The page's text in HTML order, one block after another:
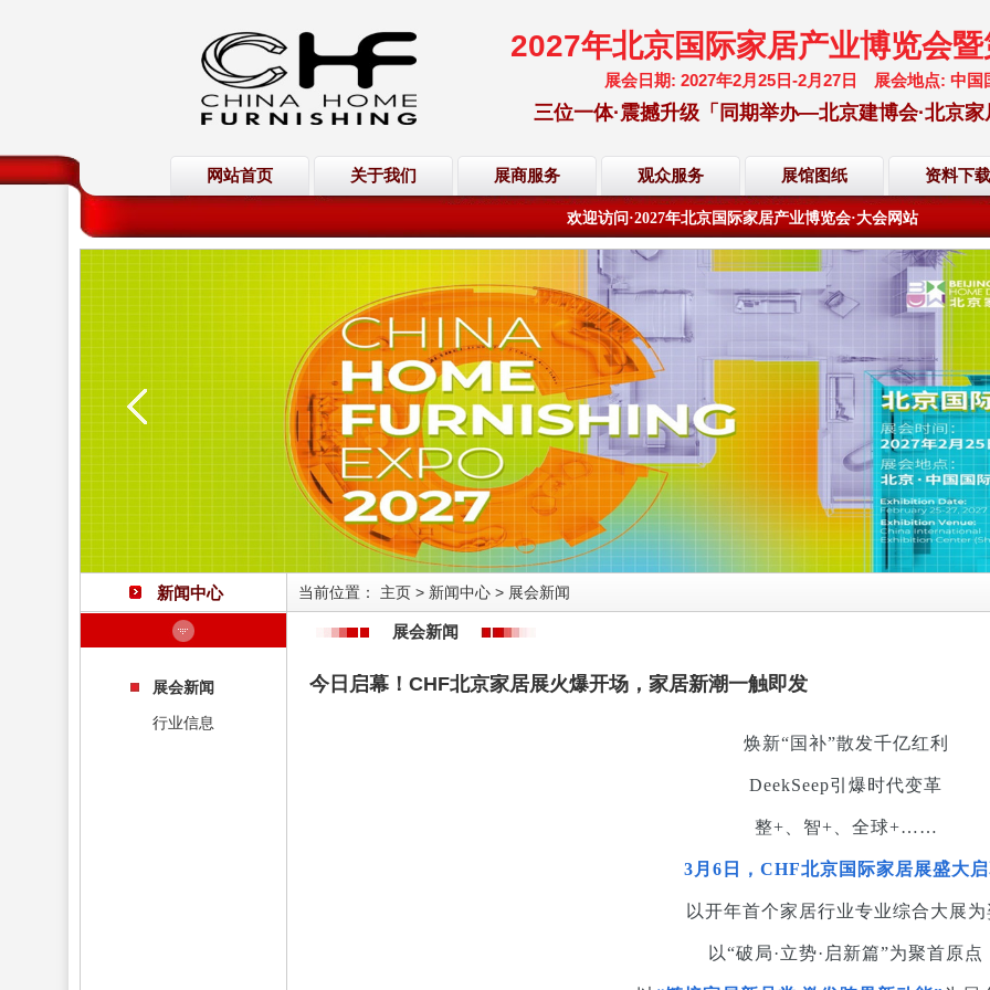
2027年北京国际家居产业博览会
展会日期: 2027年2月25日-2月27日 展会地点: 中国
三位一体·震撼升级「同期举办—北京建博会·北京
网站首页 关于我们 展商服务 观众服务 展馆图纸 资料下载
倒计时·距离展会开幕还有 天03小时56
欢迎访问·2027年北京国际家居产业博览会·大会网站
倒计时·距离展会开幕还有 56分 秒
新闻中心
展会新闻
行业信息
当前位置： 主页 > 新闻中心 > 展会新闻
展会新闻
今日启幕！CHF北京家居展火爆开场，家居新潮一触即发
焕新“国补”散发千亿红利
DeekSeep引爆时代变革
整+、智+、全球+……
3月6日，CHF北京国际家居展盛大
以开年首个家居行业专业综合大展为
以“破局·立势·启新篇”为聚首原点